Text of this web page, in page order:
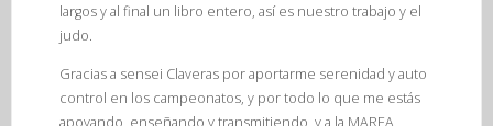
largos y al final un libro entero, así es nuestro trabajo y el
judo.
Gracias a sensei Claveras por aportarme serenidad y auto
control en los campeonatos, y por todo lo que me estás
apoyando, enseñando y transmitiendo, y a la MAREA